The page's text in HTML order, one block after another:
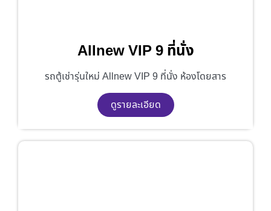
Allnew VIP 9 ที่นั่ง
รถตู้เช่ารุ่นใหม่ Allnew VIP 9 ที่นั่ง ห้องโดยสาร
ดูรายละเอียด